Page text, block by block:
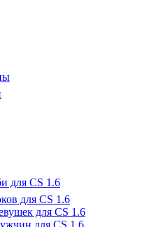
для CS 1.6
для CS 1.6
для CS 1.6